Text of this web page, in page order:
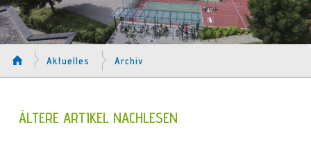
Aktuelles Archiv
ÄLTERE ARTIKEL NACHLESEN